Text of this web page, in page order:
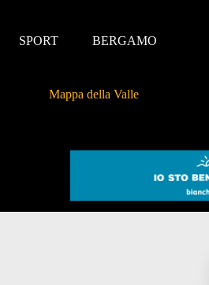
SPORT BERGAMO
Mappa della Valle